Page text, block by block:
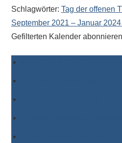
Schlagwörter: Tag der offenen
September 2021 – Januar 2024
Gefilterten Kalender abonnieren